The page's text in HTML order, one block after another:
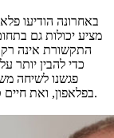
באחרונה הודיעו
התקשורת אינה רק
כדי להבין יותר
פגשנו לשיחה
בפלאפון, ואת חיים טייכהולץ, סמנכ"ל בחטיבת יבשה באלביט מערכות.